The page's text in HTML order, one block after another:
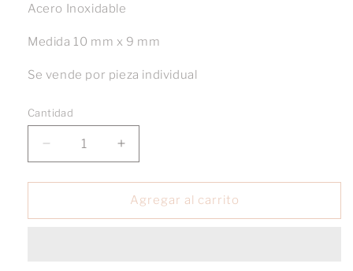
Acero Inoxidable
Medida 10 mm x 9 mm
Se vende por pieza individual
Cantidad
Reducir
cantidad
para
corazón
Aumentar
cantidad
para
Charm
corazón
Agregar al carrito